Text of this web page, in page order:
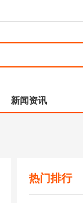
新闻资讯
热门排行